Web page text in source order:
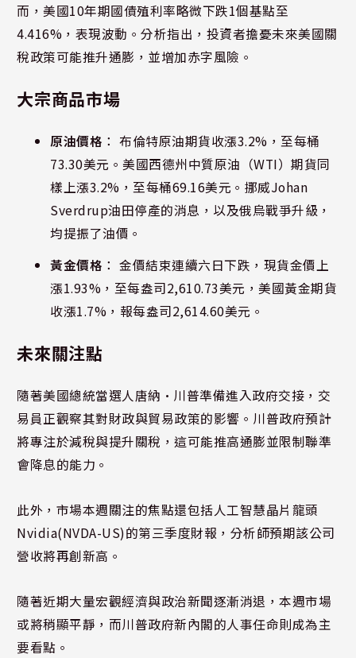
而，美國10年期國債殖利率略微下跌1個基點至
4.416%，表現波動。分析指出，投資者擔憂未來美國關
稅政策可能推升通膨，並增加赤字風險。
大宗商品市場
原油價格 ： 布倫特原油期貨收漲3.2%，至每桶
73.30美元。美國西德州中質原油（WTI）期貨同
樣上漲3.2%，至每桶69.16美元。挪威Johan
Sverdrup油田停產的消息，以及俄烏戰爭升級，
均提振了油價。
黃金價格 ： 金價結束連續六日下跌，現貨金價上
漲1.93%，至每盎司2,610.73美元，美國黃金期貨
收漲1.7%，報每盎司2,614.60美元。
未來關注點
隨著美國總統當選人唐納·川普準備進入政府交接，交
易員正觀察其對財政與貿易政策的影響。川普政府預計
將專注於減稅與提升關稅，這可能推高通膨並限制聯準
會降息的能力。
此外，市場本週關注的焦點還包括人工智慧晶片龍頭
Nvidia(NVDA-US)的第三季度財報，分析師預期該公司
營收將再創新高。
隨著近期大量宏觀經濟與政治新聞逐漸消退，本週市場
或將稍顯平靜，而川普政府新內閣的人事任命則成為主
要看點。